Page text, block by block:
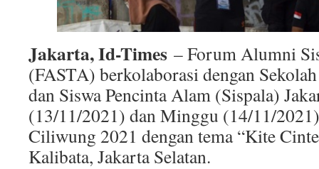
Jakarta, Id-Times – Forum Alumni
(FASTA) berkolaborasi dengan
dan Siswa Pencinta Alam (Sispala)
(13/11/2021) dan Minggu (14/11/
Ciliwung 2021 dengan tema “Kite
Kalibata, Jakarta Selatan.